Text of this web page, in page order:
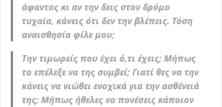
άφαντος κι αν την δεις στον δρόμο
τυχαία, κάνεις ότι δεν την βλέπεις. Τόση
αναισθησία φίλε μου;
Την τιμωρείς που έχει ό,τι έχεις; Μήπως
το επέλεξε να της συμβεί; Γιατί θες να την
κάνεις να νιώθει ενοχικά για την ασθένειά
της; Μήπως ήθελες να πονέσεις κάποιον